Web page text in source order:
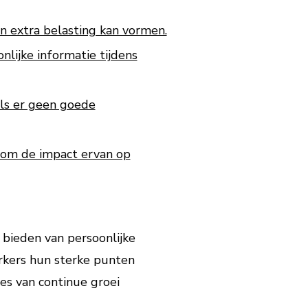
extra belasting kan vormen.
informatie tijdens
er geen goede
de impact ervan op
van persoonlijke
hun sterke punten
van continue groei